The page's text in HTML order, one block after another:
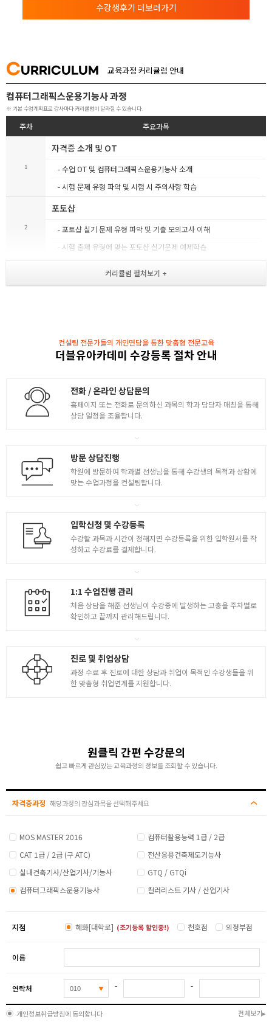
수강생후기 더보러가기
CURRICULUM 교육과정 커리큘럼 안내
컴퓨터그래픽스운용기능사 과정
※ 기본 수업계획표로 강사마다 커리큘럼이 달라질 수 있습니다.
주차 주요과목
1
자격증 소개 및 OT
- 수업 OT 및 컴퓨터그래픽스운용기능사 소개
- 시험 문제 유형 파악 및 시험 시 주의사항 학습
2
포토샵
- 포토샵 실기 문제 유형 파악 및 기출 모의고사 이해
- 시험 출제 유형에 맞는 포토샵 실기문제 예제학습
3
- 일러스트 실기 문제 유형 파악 및 기출 모의고사
- 인디자인 재단선 작성 및 출력 이해와 실기유형 파악
컨설팅 전문가들의 개인면담을 통한 맞춤형 전문교육
더블유아카데미 수강등록 절차 안내
전화 / 온라인 상담문의
홈페이지 또는 전화로 문의하신 과목의 학과 담당자 매칭을 통해
상담 일정을 조율합니다.
방문 상담진행
학원에 방문하여 학과별 선생님을 통해 수강생의 목적과 상황에
맞는 수업과정을 컨설팅합니다.
입학신청 및 수강등록
수강할 과목과 시간이 정해지면 수강등록을 위한 입학원서를 작
성하고 수강료를 결제합니다.
1:1 수업진행 관리
처음 상담을 해준 선생님이 수강중에 발생하는 고충을 주차별로
확인하고 끝까지 관리해드립니다.
진로 및 취업상담
과정 수료 후 진로에 대한 상담과 취업이 목적인 수강생들을 위
한 맞춤형 취업연계를 지원합니다.
원클릭 간편 수강문의
쉽고 빠르게 관심있는 교육과정의 정보를 조회할 수 있습니다.
자격증과정 해당과정의 관심과목을 선택해주세요
MOS MASTER 2016
컴퓨터활용능력 1급 / 2급
CAT 1급 / 2급 (구 ATC)
전산응용건축제도기능사
실내건축기사/산업기사/기능사
GTQ / GTQi
컴퓨터그래픽스운용기능사
컬러리스트 기사 / 산업기사
지점 혜화[대학로] (조기등록 할인중!) 천호점 의정부점
이름
연락처 - -
개인정보취급방침에 동의합니다 전체보기